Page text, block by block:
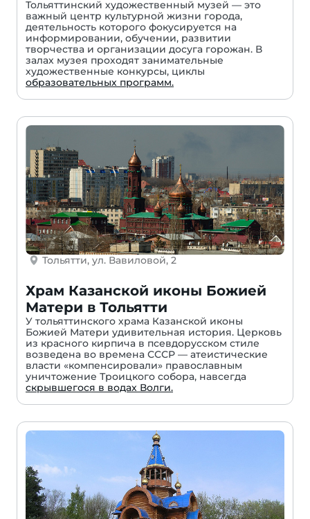
Тольяттинский художественный музей — это
важный центр культурной жизни города,
деятельность которого фокусируется на
информировании, обучении, развитии
творчества и организации досуга горожан. В
залах музея проходят занимательные
художественные конкурсы, циклы
образовательных программ.
Тольятти, ул. Вавиловой, 2
Храм Казанской иконы Божией
Матери в Тольятти
У тольяттинского храма Казанской иконы
Божией Матери удивительная история. Церковь
из красного кирпича в псевдорусском стиле
возведена во времена СССР — атеистические
власти «компенсировали» православным
уничтожение Троицкого собора, навсегда
скрывшегося в водах Волги.